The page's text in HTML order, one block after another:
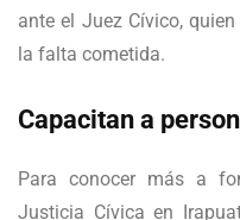
ante el Juez Cívico,
la falta cometida.
Capacitan a
Para conocer más a
Justicia Cívica en